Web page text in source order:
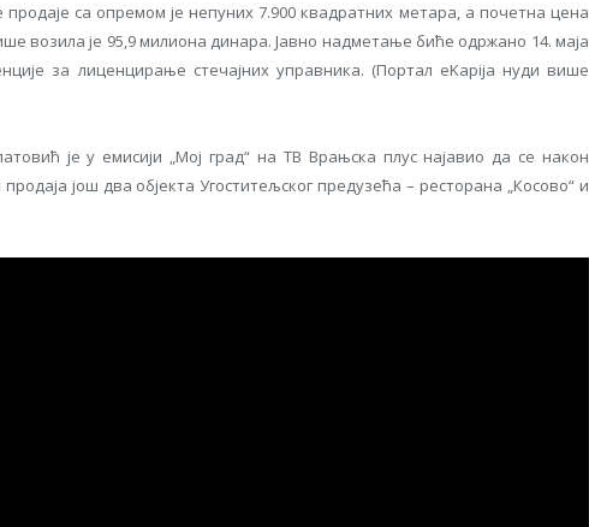
са опремом jе непуних 7.900 квадратних метара, а почетна цена
возила jе 95,9 милиона динара. Јавно надметање биће одржано 14. маја
за лиценцирање стечајних управника. (Портал eKapija нуди више
је у емисији „Мој град“ на ТВ Врањска плус најавио да се након
још два објекта Угоститељског предузећа – ресторана „Косово“ и